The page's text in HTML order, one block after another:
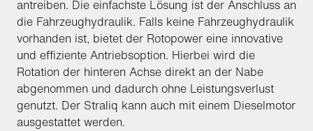
antreiben. Die einfachste Lösung ist der Anschluss an
die Fahrzeughydraulik. Falls keine Fahrzeughydraulik
vorhanden ist, bietet der Rotopower eine innovative
und effiziente Antriebsoption. Hierbei wird die
Rotation der hinteren Achse direkt an der Nabe
abgenommen und dadurch ohne Leistungsverlust
genutzt. Der Straliq kann auch mit einem Dieselmotor
ausgestattet werden.